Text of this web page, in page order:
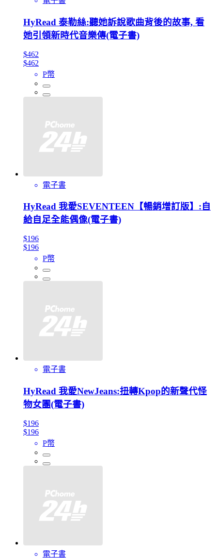
HyRead 泰勒絲:聽她訴說歌曲背後的故事, 看
她引領新時代音樂傳(電子書)
$462
$462
P幣
電子書
HyRead 我愛SEVENTEEN【暢銷增訂版】:自
給自足全能偶像(電子書)
$196
$196
P幣
電子書
HyRead 我愛NewJeans:扭轉Kpop的新聲代怪
物女團(電子書)
$196
$196
P幣
電子書